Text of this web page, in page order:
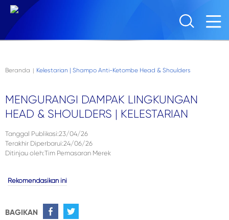
Skip to main content
Beranda | Kelestarian | Shampo Anti-Ketombe Head & Shoulders
MENGURANGI DAMPAK LINGKUNGAN
HEAD & SHOULDERS | KELESTARIAN
Tanggal Publikasi:23/04/26
Terakhir Diperbarui:24/06/26
Ditinjau oleh:Tim Pemasaran Merek
Rekomendasikan ini
BAGIKAN